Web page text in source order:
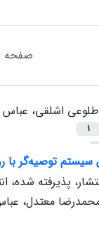
صفحه
طلوعی اشلقی، عباس
1
توصیه‌گر با
پذیرفته شده،
معتدل،